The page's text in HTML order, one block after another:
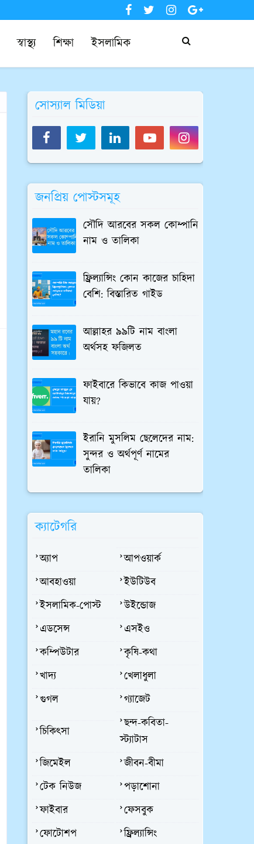
স্বাস্থ্য শিক্ষা ইসলামিক
সোস্যাল মিডিয়া
জনপ্রিয় পোস্টসমূহ
সৌদি আরবের সকল কোম্পানি
নাম ও তালিকা
ফ্রিল্যান্সিং কোন কাজের চাহিদা
বেশি: বিস্তারিত গাইড
আল্লাহর ৯৯টি নাম বাংলা
অর্থসহ ফজিলত
ফাইবারে কিভাবে কাজ পাওয়া
যায়?
ইরানি মুসলিম ছেলেদের নাম:
সুন্দর ও অর্থপূর্ণ নামের
তালিকা
ক্যাটেগরি
অ্যাপ
আপওয়ার্ক
আবহাওয়া
ইউটিউব
ইসলামিক-পোস্ট
উইন্ডোজ
এডসেন্স
এসইও
কম্পিউটার
কৃষি-কথা
খাদ্য
খেলাধুলা
গুগল
গ্যাজেট
চিকিৎসা
ছন্দ-কবিতা-
স্ট্যাটাস
জিমেইল
জীবন-বীমা
টেক নিউজ
পড়াশোনা
ফাইবার
ফেসবুক
ফোটোশপ
ফ্রিল্যান্সিং